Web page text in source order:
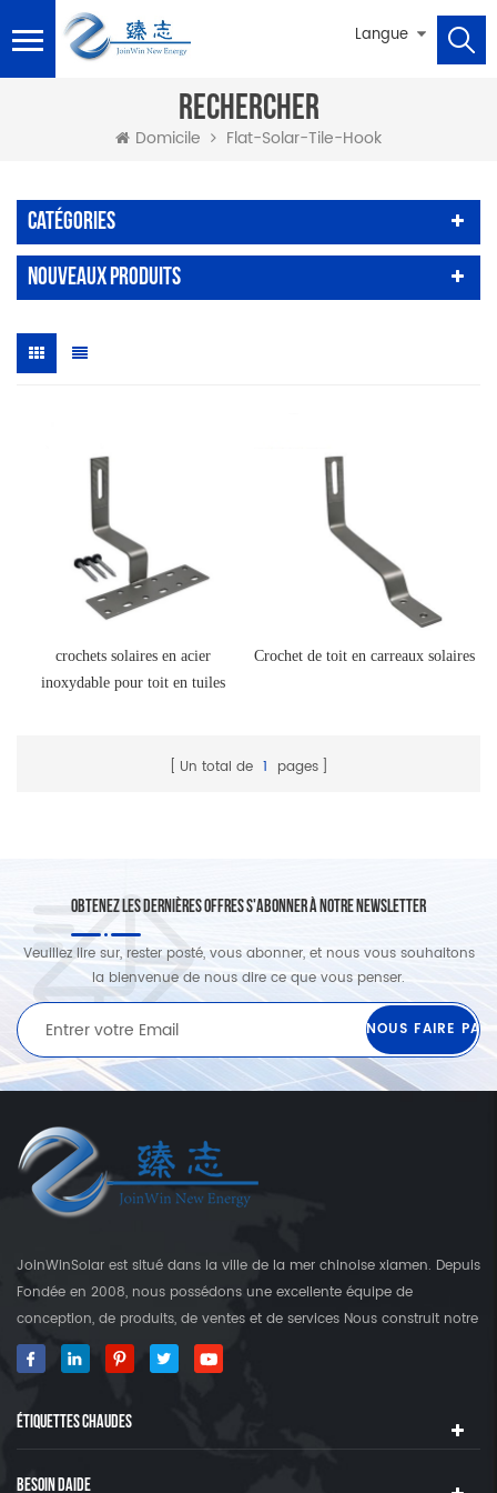
Langue
RECHERCHER
Domicile Flat-Solar-Tile-Hook
Catégories
Nouveaux Produits
crochets solaires en acier
inoxydable pour toit en tuiles
Crochet de toit en carreaux solaires
Un total de 1 pages
OBTENEZ LES DERNIÈRES OFFRES S'ABONNER À NOTRE NEWSLETTER
Veuillez lire sur, rester posté, vous abonner, et nous vous souhaitons
la bienvenue de nous dire ce que vous penser.
JoinWinSolar est situé dans la ville de la mer chinoise xiamen. Depuis
Fondée en 2008, nous possédons une excellente équipe de
conception, de produits, de ventes et de services Nous construit notre
propre usine qui est plus que 3000 Square's terre. En tant que
fournisseur mondial des crochets de fixation solaire, JoinwinSolar a
notre produit JoinwinSolar Les produits comprennent le Suivant: 1,
Systèmes de montage solaire sur le toit en métal et accessoires 2,
tuile Systèmes de montage solaire sur le toit et accessoires 3,
ÉTIQUETTES CHAUDES
BESOIN DAIDE